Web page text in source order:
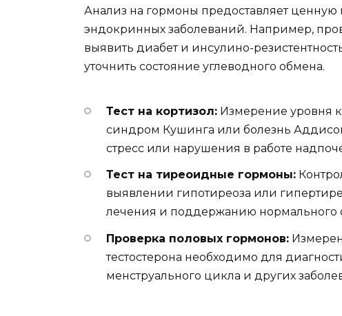
Анализ на гормоны предоставляет
эндокринных заболеваний. Например,
выявить диабет и инсулино-
уточнить состояние углеводного обмена.
Тест на кортизол: Измерение уровня
синдром Кушинга или болезнь
стресс или нарушения в работе
Тест на тиреоидные гормоны:
выявлении гипотиреоза или
лечения и поддержанию нормального
Проверка половых гормонов:
тестостерона необходимо для
менструального цикла и других